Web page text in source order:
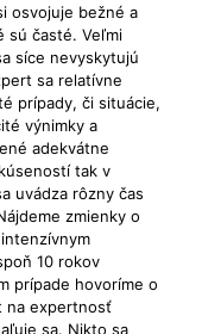
osvojuje bežné a
sú časté. Veľmi
síce nevyskytujú
sa relatívne
prípady, či situácie,
výnimky a
adekvátne
tak v
uvádza rôzny čas
zmienky o
10 rokov
prípade hovoríme o
na expertnosť
sa. Nikto sa